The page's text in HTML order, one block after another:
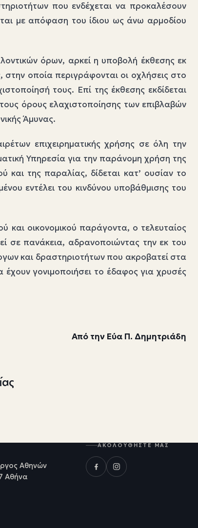
που ενδέχεται να προκαλέσουν
με απόφαση του ίδιου ως άνω αρμοδίου
όρων, αρκεί η υποβολή έκθεσης εκ
οποία περιγράφονται οι οχλήσεις στο
τους. Επί της έκθεσης εκδίδεται
όρους ελαχιστοποίησης των επιβλαβών
Άμυνας.
επιχειρηματικής χρήσης σε όλη την
Υπηρεσία για την παράνομη χρήση της
της παραλίας, δίδεται κατ’ ουσίαν το
εντέλει του κινδύνου υποβάθμισης του
και οικονομικού παράγοντα, ο τελευταίος
σε πανάκεια, αδρανοποιώντας την εκ του
και δραστηριοτήτων που ακροβατεί στα
έχουν γονιμοποιήσει το έδαφος για χρυσές
Από την Εύα Π. Δημητριάδη
Αθηνών
Αθήνα
ΑΚΟΛΟΥΘΉΣΤΕ ΜΑΣ